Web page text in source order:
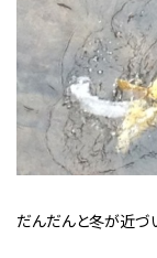
だんだんと冬が近づ